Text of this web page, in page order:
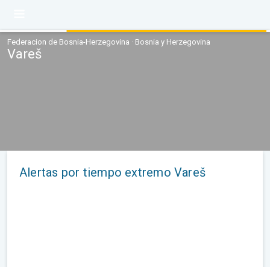
Federacion de Bosnia-Herzegovina · Bosnia y Herzegovina
Vareš
Alertas por tiempo extremo Vareš